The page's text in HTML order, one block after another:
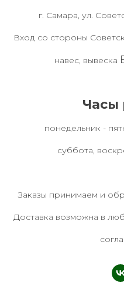
г. Самара, ул.
Вход со стороны
навес, вывеска
Часы
понедельник -
суббота,
Заказы принимаем и
Доставка возможна в